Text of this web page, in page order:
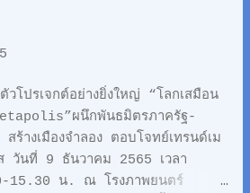
สุวรรณาราม 🌱ใครสายธรรมชาติ​
หรือไปเพาะกล้าไม้​ ปลูกป่าชายเลน​
าติสิรินธร​ อ.ชะอำ 🦸ใครชอบปล่อย
นไปทำ​ #ฝายรักษ์น้ำเพชร​ ให้ชุมชน
เมิงเกลิง​เขามีน้ำไว้ใช้ในหน้าแล้ง​
หญ้าปล้อง #เที่ยวด้วยช่วยได้ ชวน
ทำดีกันนะคะ​ 😊😊😊
โปรเจกต์อย่างยิ่งใหญ่ “โลกเสมือน
ผนึกพันธมิตรภาครัฐ-
สร้างเมืองจำลอง ตอบโจทย์เทรนด์เม
ส วันที่ 9 ธันวาคม 2565 เวลา
15.30 น. ณ โรงภาพยนตร์